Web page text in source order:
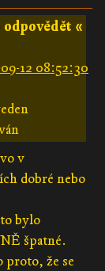
odpovědět «
12 08:52:30
v
dobré nebo
bylo
špatné.
proto, že se